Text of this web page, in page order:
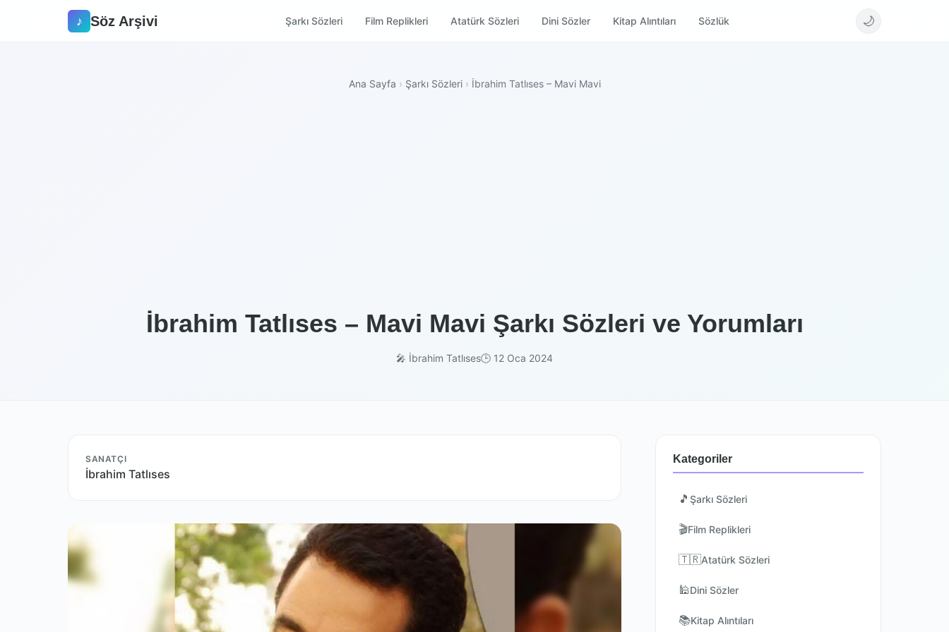
♪ Söz Arşivi Şarkı Sözleri Film Replikleri Atatürk Sözleri Dini Sözler Kitap Alıntıları Sözlük 🌙
Ana Sayfa › Şarkı Sözleri › İbrahim Tatlıses – Mavi Mavi
İbrahim Tatlıses – Mavi Mavi Şarkı Sözleri ve Yorumları
🎤 İbrahim Tatlıses🕒 12 Oca 2024
SANATÇI
İbrahim Tatlıses
Kategoriler
🎵 Şarkı Sözleri
🎬Film Replikleri
🇹🇷Atatürk Sözleri
🕌Dini Sözler
📚Kitap Alıntıları